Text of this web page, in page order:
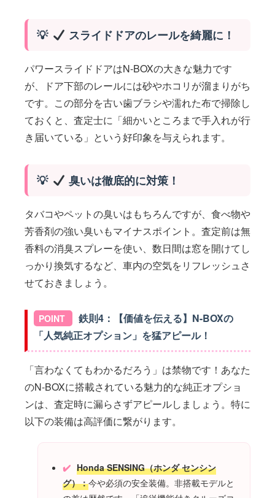
スライドドアのレールを綺麗に！
パワースライドドアはN-BOXの大きな魅力です
が、ドア下部のレールには砂やホコリが溜まりがち
です。この部分を古い歯ブラシや濡れた布で掃除し
ておくと、査定士に「細かいところまで手入れが行
き届いている」という好印象を与えられます。
臭いは徹底的に対策！
タバコやペットの臭いはもちろんですが、食べ物や
芳香剤の強い臭いもマイナスポイント。査定前は無
香料の消臭スプレーを使い、数日間は窓を開けてし
っかり換気するなど、車内の空気をリフレッシュさ
せておきましょう。
鉄則4：【価値を伝える】N-BOXの
「人気純正オプション」を猛アピール！
「言わなくてもわかるだろう」は禁物です！あなた
のN-BOXに搭載されている魅力的な純正オプショ
ンは、査定時に漏らさずアピールしましょう。特に
以下の装備は高評価に繋がります。
Honda SENSING（ホンダ センシン
グ）：今や必須の安全装備。非搭載モデルと